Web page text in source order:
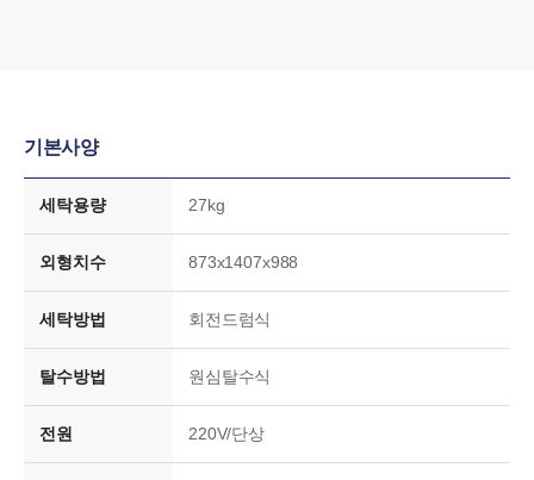
기본사양
세탁용량 27kg
외형치수 873x1407x988
세탁방법 회전드럼식
탈수방법 원심탈수식
전원 220V/단상